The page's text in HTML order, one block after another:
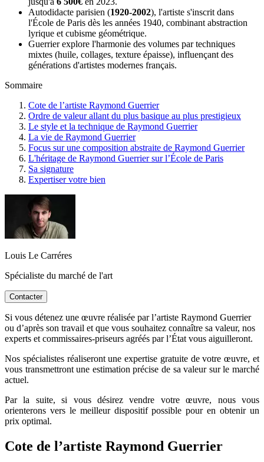
Autodidacte parisien (1920-2002), l'artiste s'inscrit dans
l'École de Paris dès les années 1940, combinant abstraction
lyrique et cubisme géométrique.
Guerrier explore l'harmonie des volumes par techniques
mixtes (huile, collages, texture épaisse), influençant des
générations d'artistes modernes français.
Sommaire
Cote de l’artiste Raymond Guerrier
Ordre de valeur allant du plus basique au plus prestigieux
Le style et la technique de Raymond Guerrier
La vie de Raymond Guerrier
Focus sur une composition abstraite de Raymond Guerrier
L'héritage de Raymond Guerrier sur l’École de Paris
Sa signature
Expertiser votre bien
Louis Le Carréres
Spécialiste du marché de l'art
Contacter
Si vous détenez une œuvre réalisée par l’artiste Raymond Guerrier
ou d’après son travail et que vous souhaitez connaître sa valeur, nos
experts et commissaires-priseurs agréés par l’État vous aiguilleront.
Nos spécialistes réaliseront une expertise gratuite de votre œuvre, et
vous transmettront une estimation précise de sa valeur sur le marché
actuel.
Par la suite, si vous désirez vendre votre œuvre, nous vous
orienterons vers le meilleur dispositif possible pour en obtenir un
prix optimal.
Cote de l’artiste Raymond Guerrier